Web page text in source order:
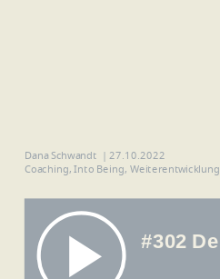
Dana Schwandt
27.10.2022
Coaching,Into Being, Weiterentwicklung